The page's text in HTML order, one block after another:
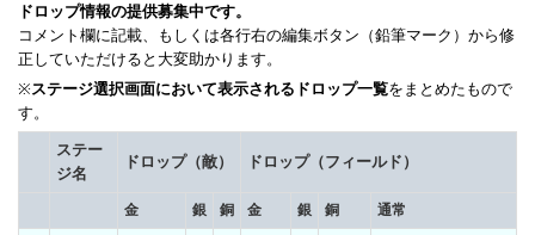
ドロップ情報の提供募集中です。
コメント欄に記載、もしくは各行右の編集ボタン（鉛筆マーク）から修
正していただけると大変助かります。
※ステージ選択画面において表示されるドロップ一覧をまとめたもので
す。
ステー
ジ名
ドロップ（敵） ドロップ（フィールド）
金 銀 銅 金 銀 銅 通常